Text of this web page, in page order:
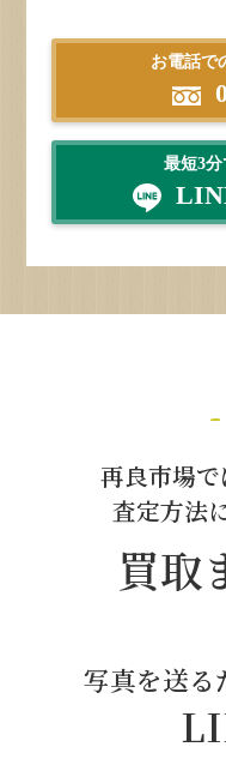
お電話で
最短3
再良市場
査定方法
買取
写真を送る